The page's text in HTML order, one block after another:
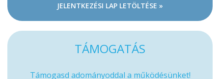
JELENTKEZÉSI LAP LETÖLTÉSE »
TÁMOGATÁS
Támogasd adományoddal a működésünket!